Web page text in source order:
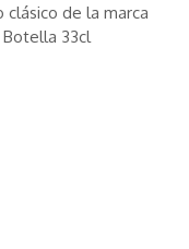
clásico de la marca
Botella 33cl